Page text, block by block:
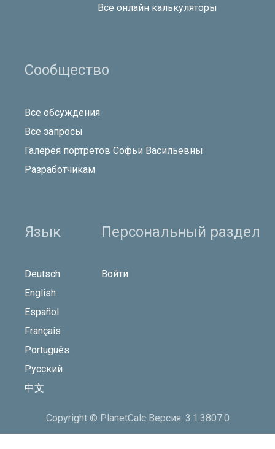
Все онлайн калькуляторы
Сообщество
Все обсуждения
Все запросы
Галерея портретов Софьи Васильевны
Разработчикам
Язык
Deutsch
English
Español
Français
Português
Русский
中文
Персональный раздел
Войти
Copyright © PlanetCalc Версия: 3.1.3807.0